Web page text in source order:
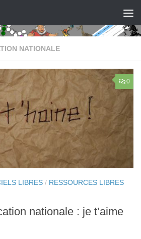
NATIONALE
0
LIBRES / RESSOURCES LIBRES
nationale : je t’aime